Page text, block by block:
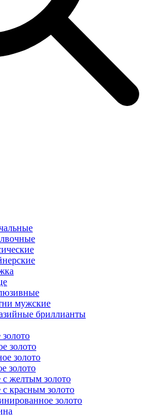
мужские
бриллианты
золото
золото
золото
золото
с желтым золото
с красным золото
золото